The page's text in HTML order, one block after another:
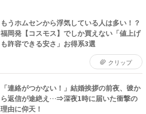
もうホムセンから浮気している人は多い！？
福岡発【コスモス】でしか買えない「値上げ
も許容できる安さ」お得系3選
クリップ
「連絡がつかない！」結婚挨拶の前夜、彼か
ら返信が途絶え…⇒深夜1時に届いた衝撃の
理由に仰天！